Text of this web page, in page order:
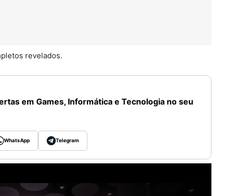
revelados.
em Games, Informática e Tecnologia no seu
WhatsApp Telegram